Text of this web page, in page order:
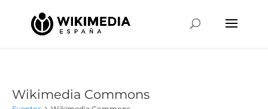
Wikimedia Commons